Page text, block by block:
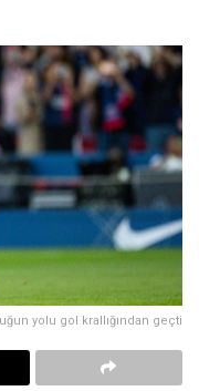
yolu gol krallığından geçti